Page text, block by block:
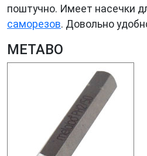
поштучно. Имеет насечки
саморезов. Довольно
METABO